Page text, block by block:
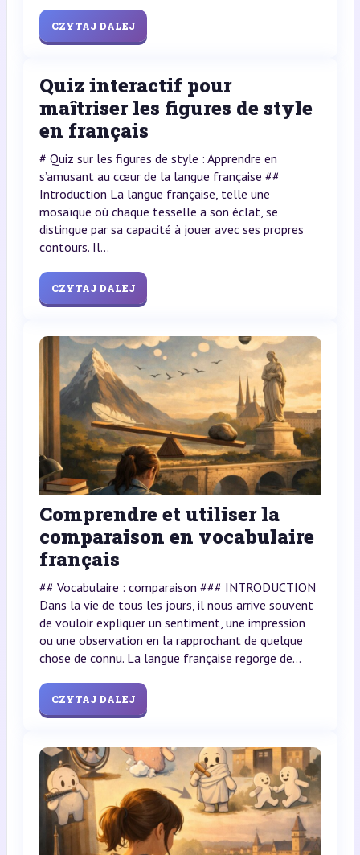
CZYTAJ DALEJ
Quiz interactif pour
maîtriser les figures de style
en français
# Quiz sur les figures de style : Apprendre en
s’amusant au cœur de la langue française ##
Introduction La langue française, telle une
mosaïque où chaque tesselle a son éclat, se
distingue par sa capacité à jouer avec ses propres
contours. Il...
CZYTAJ DALEJ
Comprendre et utiliser la
comparaison en vocabulaire
français
## Vocabulaire : comparaison ### INTRODUCTION
Dans la vie de tous les jours, il nous arrive souvent
de vouloir expliquer un sentiment, une impression
ou une observation en la rapprochant de quelque
chose de connu. La langue française regorge de...
CZYTAJ DALEJ